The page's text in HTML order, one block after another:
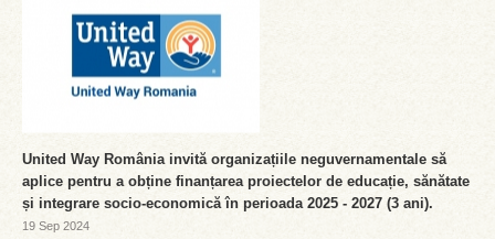
United Way România invită organizațiile neguvernamentale să
aplice pentru a obține finanțarea proiectelor de educație, sănătate
și integrare socio-economică în perioada 2025 - 2027 (3 ani).
19 Sep 2024